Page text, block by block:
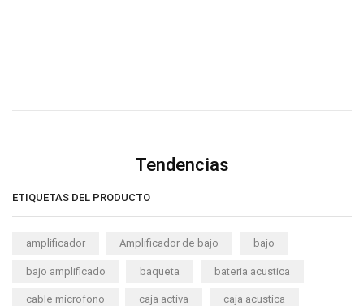
Tendencias
ETIQUETAS DEL PRODUCTO
amplificador Amplificador de bajo bajo
bajo amplificado baqueta bateria acustica
cable microfono caja activa caja acustica